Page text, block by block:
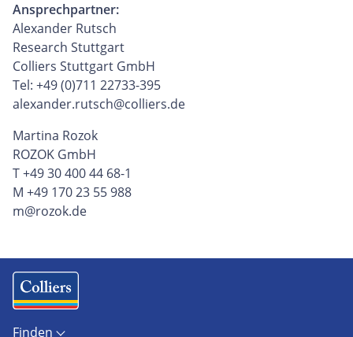
Ansprechpartner:
Alexander Rutsch
Research Stuttgart
Colliers Stuttgart GmbH
Tel: +49 (0)711 22733-395
alexander.rutsch@colliers.de
Martina Rozok
ROZOK GmbH
T +49 30 400 44 68-1
M +49 170 23 55 988
m@rozok.de
Finden